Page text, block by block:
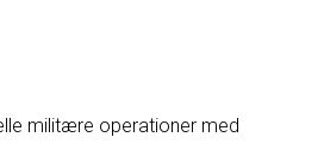
militære operationer med